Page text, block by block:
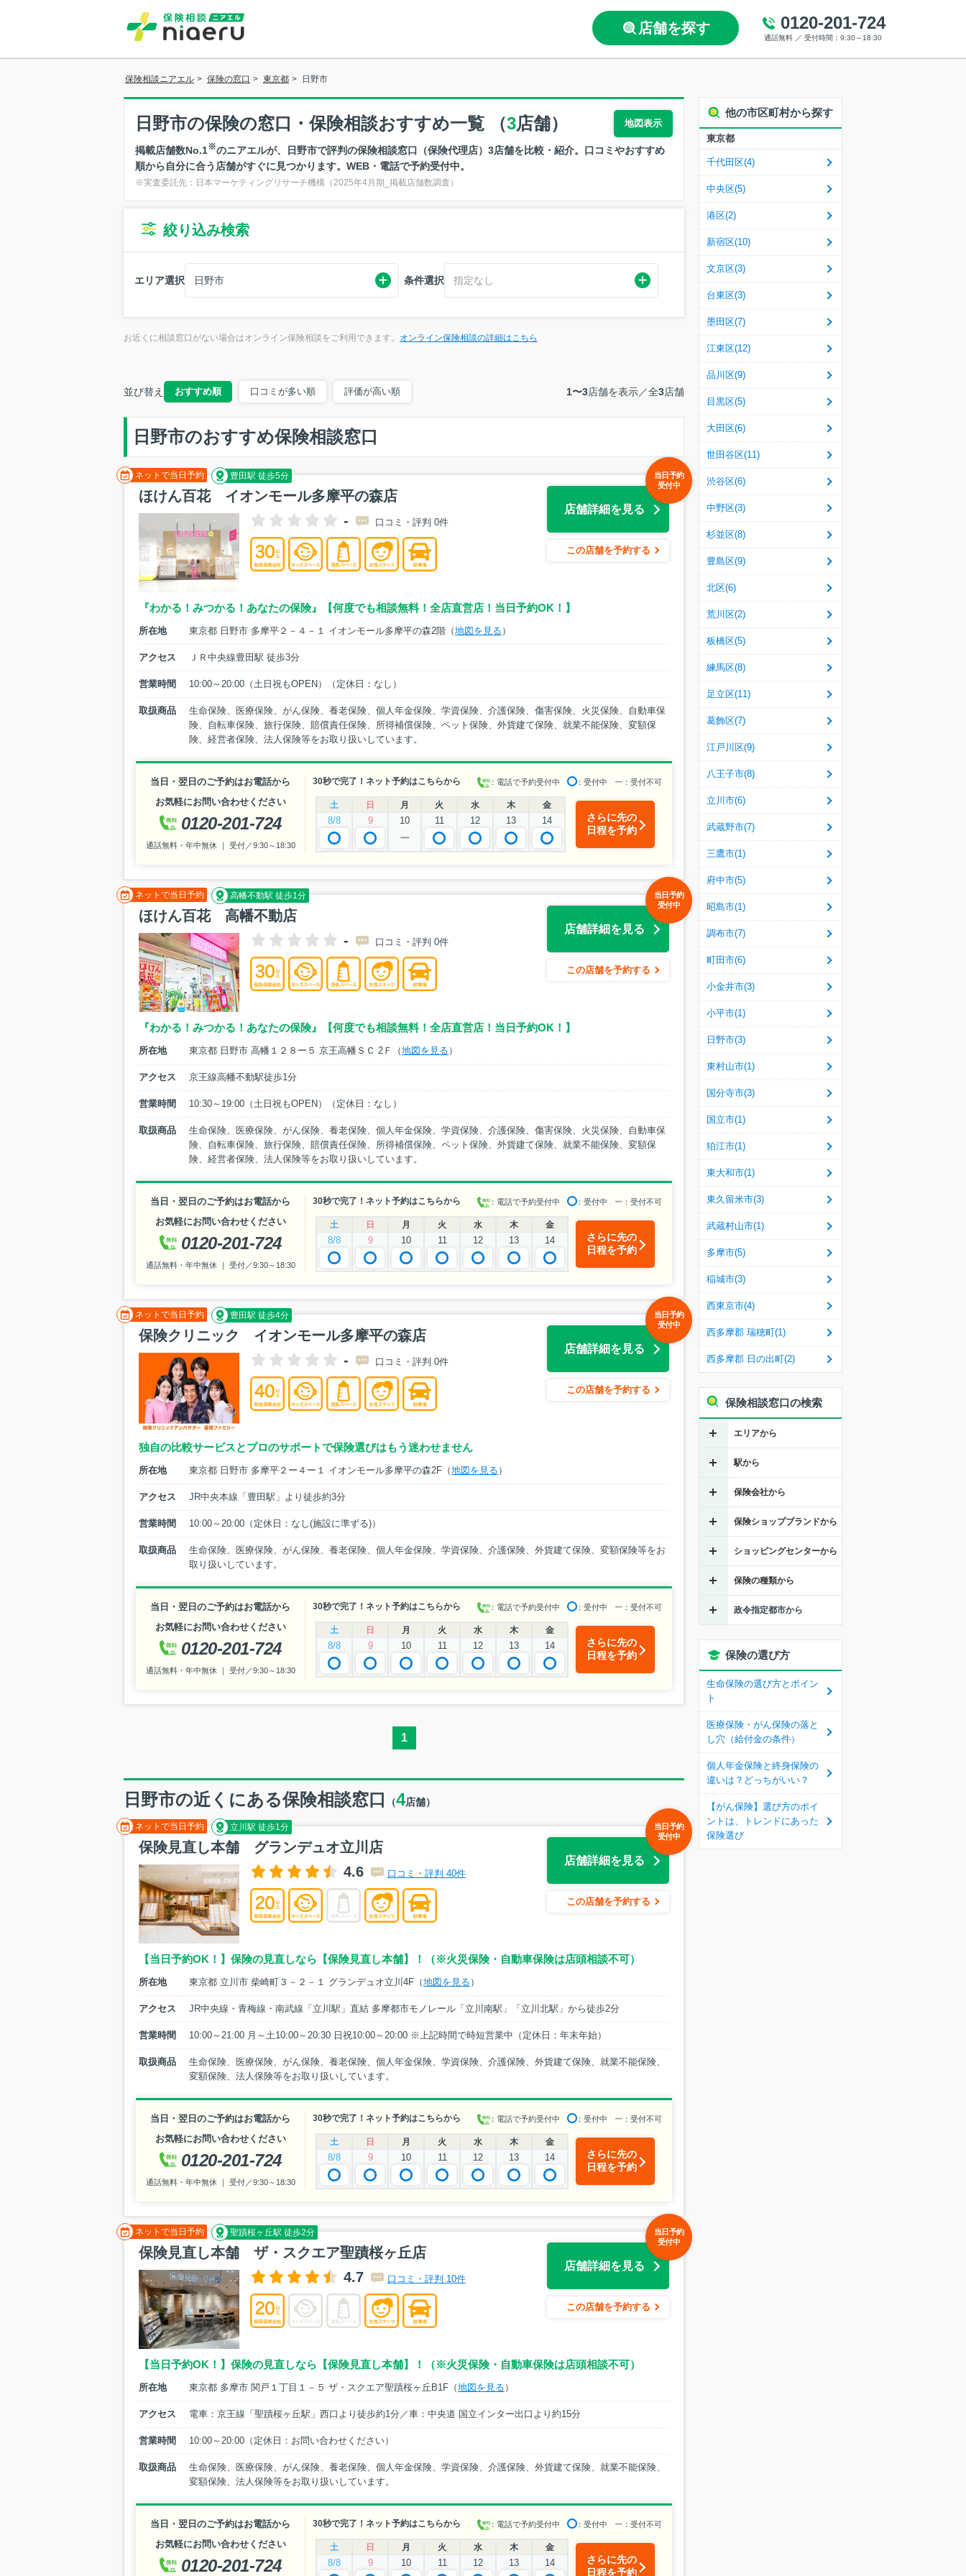
店舗を探す 0120-201-724
通話無料 ／ 受付時間：9:30～18:30
保険相談ニアエル > 保険の窓口 > 東京都 > 日野市
日野市の保険の窓口・保険相談おすすめ一覧 （3店舗） 地図表示
掲載店舗数No.1※のニアエルが、日野市で評判の保険相談窓口（保険代理店）3店舗を比較・紹介。口コミやおすすめ
順から自分に合う店舗がすぐに見つかります。WEB・電話で予約受付中。
※実査委託先：日本マーケティングリサーチ機構（2025年4月期_掲載店舗数調査）
絞り込み検索
エリア選択 日野市 条件選択 指定なし
お近くに相談窓口がない場合はオンライン保険相談をご利用できます。 オンライン保険相談の詳細はこちら
並び替え おすすめ順 口コミが多い順 評価が高い順 1〜3店舗を表示／全3店舗
日野市のおすすめ保険相談窓口
ネットで当日予約 豊田駅 徒歩5分
ほけん百花 イオンモール多摩平の森店
-
口コミ・評判 0件
店舗詳細を見る
当日予約
受付中
この店舗を予約する
『わかる！みつかる！あなたの保険』【何度でも相談無料！全店直営店！当日予約OK！】
所在地 東京都 日野市 多摩平２－４－１ イオンモール多摩平の森2階（地図を見る ）
アクセス ＪＲ中央線豊田駅 徒歩3分
営業時間 10:00～20:00（土日祝もOPEN）（定休日：なし）
取扱商品
生命保険、医療保険、がん保険、養老保険、個人年金保険、学資保険、介護保険、傷害保険、火災保険、自動車保
険、自転車保険、旅行保険、賠償責任保険、所得補償保険、ペット保険、外貨建て保険、就業不能保険、変額保
険、経営者保険、法人保険等をお取り扱いしています。
当日・翌日のご予約はお電話から
お気軽にお問い合わせください
0120-201-724
通話無料・年中無休 ｜ 受付／9:30～18:30
30秒で完了！ネット予約はこちらから ：電話で予約受付中 ：受付中 ー ：受付不可
土 日 月 火 水 木 金
8/8 9 10 11 12 13 14
ー
さらに先の
日程を予約
ネットで当日予約 高幡不動駅 徒歩1分
ほけん百花 高幡不動店
-
口コミ・評判 0件
店舗詳細を見る
当日予約
受付中
この店舗を予約する
『わかる！みつかる！あなたの保険』【何度でも相談無料！全店直営店！当日予約OK！】
所在地 東京都 日野市 高幡１２８ー５ 京王高幡ＳＣ 2Ｆ（地図を見る ）
アクセス 京王線高幡不動駅徒歩1分
営業時間 10:30～19:00（土日祝もOPEN）（定休日：なし）
取扱商品
生命保険、医療保険、がん保険、養老保険、個人年金保険、学資保険、介護保険、傷害保険、火災保険、自動車保
険、自転車保険、旅行保険、賠償責任保険、所得補償保険、ペット保険、外貨建て保険、就業不能保険、変額保
険、経営者保険、法人保険等をお取り扱いしています。
当日・翌日のご予約はお電話から
お気軽にお問い合わせください
0120-201-724
通話無料・年中無休 ｜ 受付／9:30～18:30
30秒で完了！ネット予約はこちらから ：電話で予約受付中 ：受付中 ー ：受付不可
土 日 月 火 水 木 金
8/8 9 10 11 12 13 14
さらに先の
日程を予約
ネットで当日予約 豊田駅 徒歩4分
保険クリニック イオンモール多摩平の森店
-
口コミ・評判 0件
店舗詳細を見る
当日予約
受付中
この店舗を予約する
独自の比較サービスとプロのサポートで保険選びはもう迷わせません
所在地 東京都 日野市 多摩平２ー４ー１ イオンモール多摩平の森2F（地図を見る ）
アクセス JR中央本線「豊田駅」より徒歩約3分
営業時間 10:00～20:00（定休日：なし(施設に準ずる)）
取扱商品
生命保険、医療保険、がん保険、養老保険、個人年金保険、学資保険、介護保険、外貨建て保険、変額保険等をお
取り扱いしています。
当日・翌日のご予約はお電話から
お気軽にお問い合わせください
0120-201-724
通話無料・年中無休 ｜ 受付／9:30～18:30
30秒で完了！ネット予約はこちらから ：電話で予約受付中 ：受付中 ー ：受付不可
土 日 月 火 水 木 金
8/8 9 10 11 12 13 14
さらに先の
日程を予約
1
日野市の近くにある保険相談窓口 （4店舗）
ネットで当日予約 立川駅 徒歩1分
保険見直し本舗 グランデュオ立川店
4.6
口コミ・評判 40件
店舗詳細を見る
当日予約
受付中
この店舗を予約する
【当日予約OK！】保険の見直しなら【保険見直し本舗】！（※火災保険・自動車保険は店頭相談不可）
所在地 東京都 立川市 柴崎町３－２－１ グランデュオ立川4F（地図を見る ）
アクセス JR中央線・青梅線・南武線「立川駅」直結 多摩都市モノレール「立川南駅」「立川北駅」から徒歩2分
営業時間 10:00～21:00 月～土10:00～20:30 日祝10:00～20:00 ※上記時間で時短営業中（定休日：年末年始）
取扱商品
生命保険、医療保険、がん保険、養老保険、個人年金保険、学資保険、介護保険、外貨建て保険、就業不能保険、
変額保険、法人保険等をお取り扱いしています。
当日・翌日のご予約はお電話から
お気軽にお問い合わせください
0120-201-724
通話無料・年中無休 ｜ 受付／9:30～18:30
30秒で完了！ネット予約はこちらから ：電話で予約受付中 ：受付中 ー ：受付不可
土 日 月 火 水 木 金
8/8 9 10 11 12 13 14
さらに先の
日程を予約
ネットで当日予約 聖蹟桜ヶ丘駅 徒歩2分
保険見直し本舗 ザ・スクエア聖蹟桜ヶ丘店
4.7
口コミ・評判 10件
店舗詳細を見る
当日予約
受付中
この店舗を予約する
【当日予約OK！】保険の見直しなら【保険見直し本舗】！（※火災保険・自動車保険は店頭相談不可）
所在地 東京都 多摩市 関戸１丁目１－５ ザ・スクエア聖蹟桜ヶ丘B1F（地図を見る ）
アクセス 電車：京王線「聖蹟桜ヶ丘駅」西口より徒歩約1分／車：中央道 国立インター出口より約15分
営業時間 10:00～20:00（定休日：お問い合わせください）
取扱商品
生命保険、医療保険、がん保険、養老保険、個人年金保険、学資保険、介護保険、外貨建て保険、就業不能保険、
変額保険、法人保険等をお取り扱いしています。
当日・翌日のご予約はお電話から
お気軽にお問い合わせください
0120-201-724
30秒で完了！ネット予約はこちらから ：電話で予約受付中 ：受付中 ー ：受付不可
土 日 月 火 水 木 金
8/8 9 10 11 12 13 14
さらに先の
日程を予約
他の市区町村から探す
東京都
千代田区(4)
中央区(5)
港区(2)
新宿区(10)
文京区(3)
台東区(3)
墨田区(7)
江東区(12)
品川区(9)
目黒区(5)
大田区(6)
世田谷区(11)
渋谷区(6)
中野区(3)
杉並区(8)
豊島区(9)
北区(6)
荒川区(2)
板橋区(5)
練馬区(8)
足立区(11)
葛飾区(7)
江戸川区(9)
八王子市(8)
立川市(6)
武蔵野市(7)
三鷹市(1)
府中市(5)
昭島市(1)
調布市(7)
町田市(6)
小金井市(3)
小平市(1)
日野市(3)
東村山市(1)
国分寺市(3)
国立市(1)
狛江市(1)
東大和市(1)
東久留米市(3)
武蔵村山市(1)
多摩市(5)
稲城市(3)
西東京市(4)
西多摩郡 瑞穂町(1)
西多摩郡 日の出町(2)
保険相談窓口の検索
エリアから
駅から
保険会社から
保険ショップブランドから
ショッピングセンターから
保険の種類から
政令指定都市から
保険の選び方
生命保険の選び方とポイン
ト
医療保険・がん保険の落と
し穴（給付金の条件）
個人年金保険と終身保険の
違いは？どっちがいい？
【がん保険】選び方のポイ
ントは、トレンドにあった
保険選び